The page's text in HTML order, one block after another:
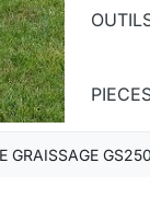
GRAISSAGE